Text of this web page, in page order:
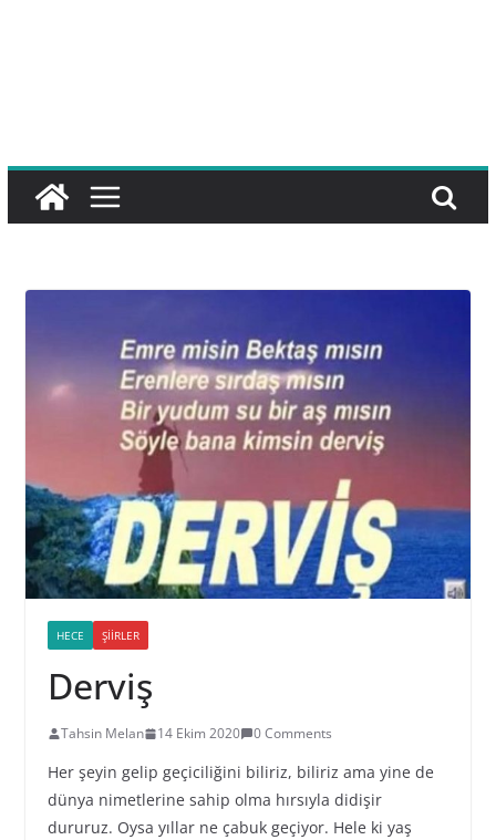
HECE ŞIIRLER
Derviş
Tahsin Melan 14 Ekim 2020 0 Comments
Her şeyin gelip geçiciliğini biliriz, biliriz ama yine de
dünya nimetlerine sahip olma hırsıyla didişir
dururuz. Oysa yıllar ne çabuk geçiyor. Hele ki yaş